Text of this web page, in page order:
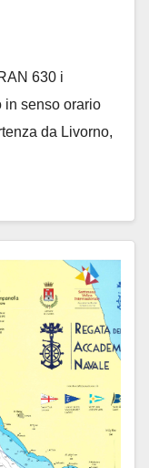
630 i
in senso orario
da Livorno,